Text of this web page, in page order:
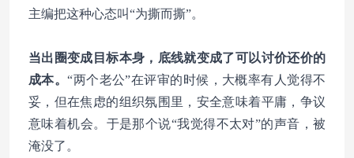
主编把这种心态叫“为撕而撕”。
当出圈变成目标本身，底线就变成了可以讨价还价的
成本。“两个老公”在评审的时候，大概率有人觉得不
妥， 但在焦虑的组织氛围里，安全意味着平庸，争议
意味着机会。于是那个说“我觉得不太对”的声音，被
淹没了。